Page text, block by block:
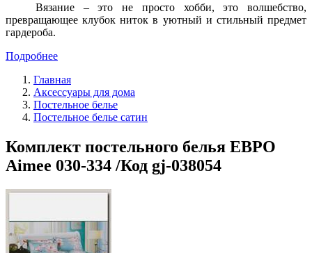
Вязание – это не просто хобби, это волшебство,
превращающее клубок ниток в уютный и стильный предмет
гардероба.
Подробнее
Главная
Аксессуары для дома
Постельное белье
Постельное белье сатин
Комплект постельного белья ЕВРО
Aimee 030-334 /Код gj-038054